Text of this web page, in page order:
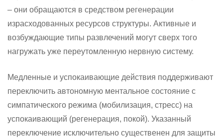
– они обращаются в средством регенерации
израсходованных ресурсов структуры. Активные и
возбуждающие типы развлечений могут сверх того
нагружать уже переутомленную нервную систему.
Медленные и успокаивающие действия поддерживают
переключить автономную ментальное состояние с
симпатического режима (мобилизация, стресс) на
успокаивающий (регенерация, покой). Указанный
переключение исключительно существенен для защиты